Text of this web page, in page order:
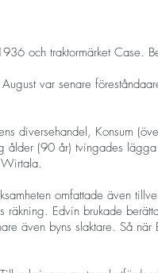
och traktormärket Case.
var senare
diversehandel, Konsum
ålder (90 år) tvingades
omfattade även
Edvin brukade
även byns slaktare. Så